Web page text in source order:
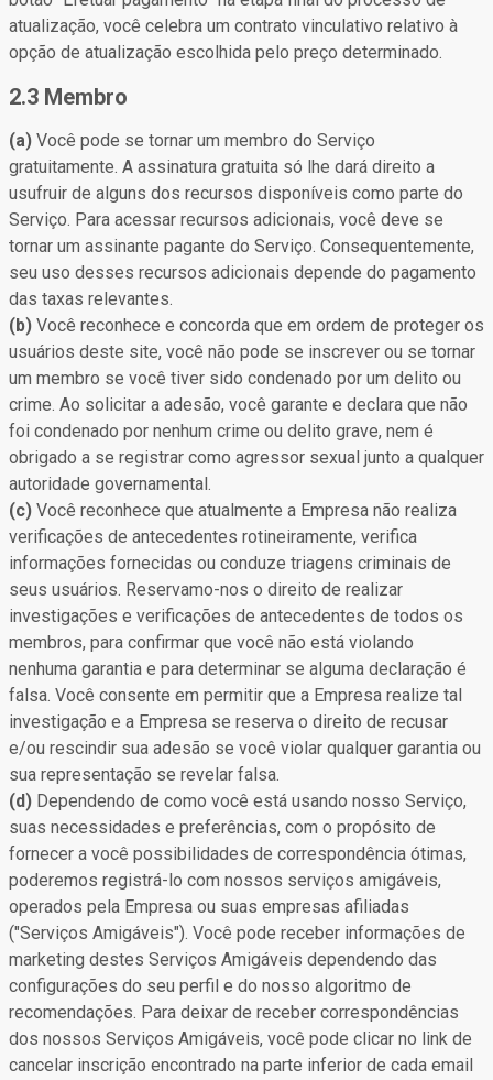
atualização, você celebra um contrato vinculativo relativo à
opção de atualização escolhida pelo preço determinado.
2.3 Membro
(a) Você pode se tornar um membro do Serviço
gratuitamente. A assinatura gratuita só lhe dará direito a
usufruir de alguns dos recursos disponíveis como parte do
Serviço. Para acessar recursos adicionais, você deve se
tornar um assinante pagante do Serviço. Consequentemente,
seu uso desses recursos adicionais depende do pagamento
das taxas relevantes.
(b) Você reconhece e concorda que em ordem de proteger os
usuários deste site, você não pode se inscrever ou se tornar
um membro se você tiver sido condenado por um delito ou
crime. Ao solicitar a adesão, você garante e declara que não
foi condenado por nenhum crime ou delito grave, nem é
obrigado a se registrar como agressor sexual junto a qualquer
autoridade governamental.
(c) Você reconhece que atualmente a Empresa não realiza
verificações de antecedentes rotineiramente, verifica
informações fornecidas ou conduze triagens criminais de
seus usuários. Reservamo-nos o direito de realizar
investigações e verificações de antecedentes de todos os
membros, para confirmar que você não está violando
nenhuma garantia e para determinar se alguma declaração é
falsa. Você consente em permitir que a Empresa realize tal
investigação e a Empresa se reserva o direito de recusar
e/ou rescindir sua adesão se você violar qualquer garantia ou
sua representação se revelar falsa.
(d) Dependendo de como você está usando nosso Serviço,
suas necessidades e preferências, com o propósito de
fornecer a você possibilidades de correspondência ótimas,
poderemos registrá-lo com nossos serviços amigáveis,
operados pela Empresa ou suas empresas afiliadas
("Serviços Amigáveis"). Você pode receber informações de
marketing destes Serviços Amigáveis dependendo das
configurações do seu perfil e do nosso algoritmo de
recomendações. Para deixar de receber correspondências
dos nossos Serviços Amigáveis, você pode clicar no link de
cancelar inscrição encontrado na parte inferior de cada email